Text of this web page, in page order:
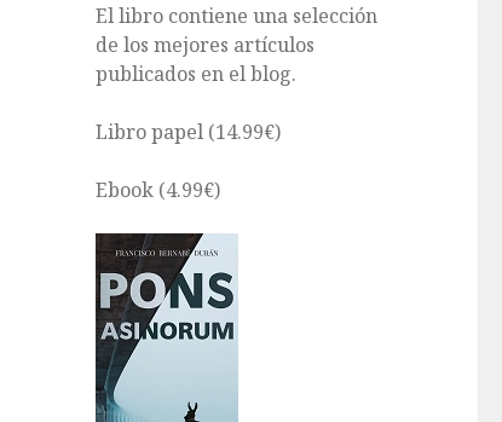
El libro contiene una selección
de los mejores artículos
publicados en el blog.
Libro papel (14.99€)
Ebook (4.99€)